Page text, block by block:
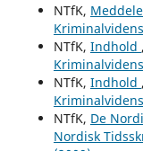
NTfK,
NTfK, Indhold ,
NTfK, Indhold ,
NTfK, De
Nordisk